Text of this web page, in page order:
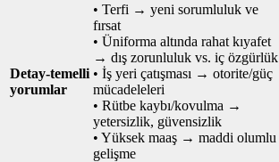
Detay‑temelli
yorumlar
• Terfi → yeni sorumluluk ve
fırsat
• Üniforma altında rahat kıyafet
→ dış zorunluluk vs. iç özgürlük
• İş yeri çatışması → otorite/güç
mücadeleleri
• Rütbe kaybı/kovulma →
yetersizlik, güvensizlik
• Yüksek maaş → maddi olumlu
gelişme